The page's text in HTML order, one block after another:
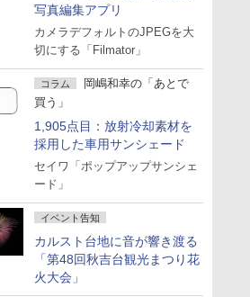
写真編集アプリ
カメラデフォルトのJPEGを大
切にする「Filmator」
コラム
岡嶋和幸の「あとで
買う」
1,905点目：放射冷却素材を
採用した車用サンシェード
セイワ「ポップアップサンシェ
ード」
イベント告知
カルスト台地に音が響き渡る
「第48回秋吉台観光まつり花
火大会」